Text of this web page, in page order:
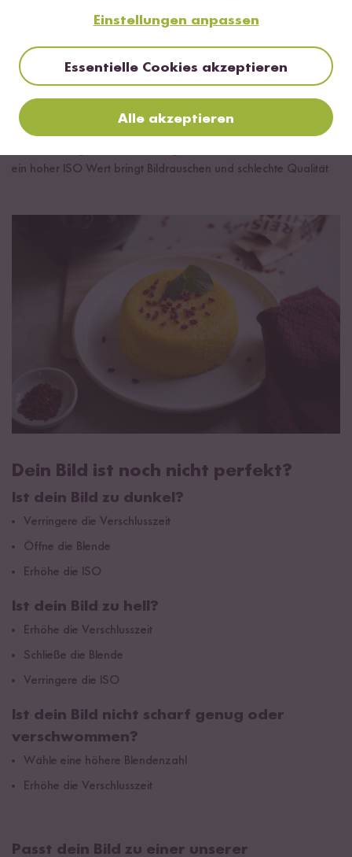
Die Blendenöffnung
schärfe. Eine große Blendenöffnung hingegen lässt viel Licht
durch und bringt somit viel unschärfe.
Der ISO Wert
ein hoher ISO Wert bringt Bildrauschen und schlechte Qualität
Dein Bild ist noch nicht perfekt?
Ist dein Bild zu dunkel?
Verringere die Verschlusszeit
Öffne die Blende
Erhöhe die ISO
Ist dein Bild zu hell?
Erhöhe die Verschlusszeit
Schließe die Blende
Verringere die ISO
Ist dein Bild nicht scharf genug oder
verschwommen?
Wähle eine höhere Blendenzahl
Erhöhe die Verschlusszeit
Passt dein Bild zu einer unserer
Einstellungen anpassen
Essentielle Cookies akzeptieren
Alle akzeptieren